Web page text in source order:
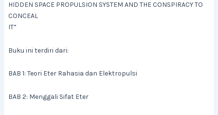
HIDDEN SPACE PROPULSION SYSTEM AND THE CONSPIRACY TO
CONCEAL
IT”
Buku ini terdiri dari:
BAB 1: Teori Eter Rahasia dan Elektropulsi
BAB 2: Menggali Sifat Eter